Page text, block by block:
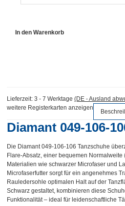
In den Warenkorb
Lieferzeit: 3 - 7 Werktage (DE - Ausland
weitere Registerkarten anzeigen
Diamant 049-106-
Die Diamant 049-106-106 Tanzschuhe
Flare-Absatz, einer bequemen
Materialien wie schwarzer Microfaser und
Microfaserfutter sorgt für ein angenehmes
Rauledersohle optimalen Halt auf der
Schwarz gestaltet, kombinieren diese
Funktionalität – ideal für leidenschaftliche